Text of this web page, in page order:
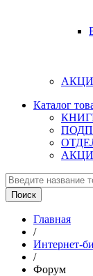
Каталог
Главная
/
Интернет-
/
Форум